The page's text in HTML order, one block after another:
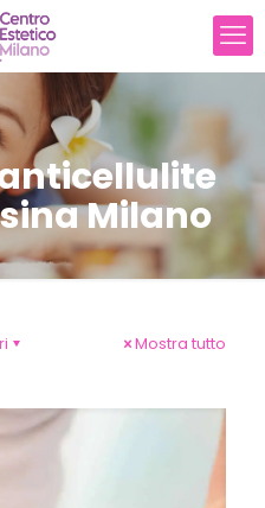
Milano
Mostra tutto